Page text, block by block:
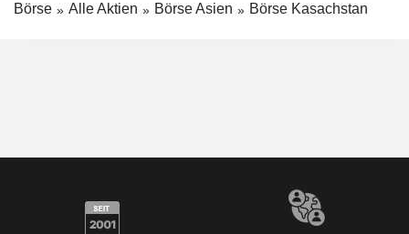
Börse Alle Aktien Börse Asien Börse Kasachstan